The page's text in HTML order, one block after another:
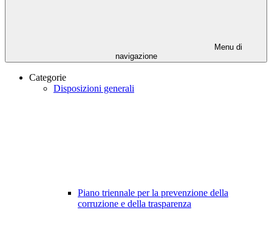
Menu di
navigazione
Categorie
Disposizioni generali
Piano triennale per la prevenzione della
corruzione e della trasparenza